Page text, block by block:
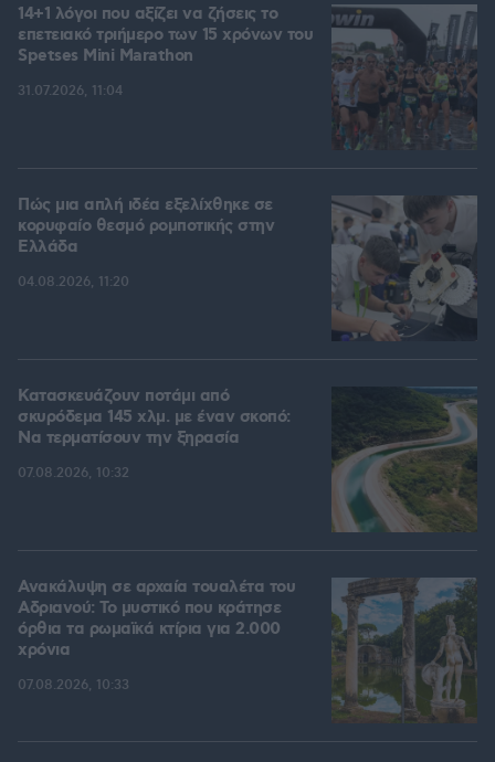
14+1 λόγοι που αξίζει να ζήσεις το
επετειακό τριήμερο των 15 χρόνων του
Spetses Mini Marathon
31.07.2026, 11:04
Πώς μια απλή ιδέα εξελίχθηκε σε
κορυφαίο θεσμό ρομποτικής στην
Ελλάδα
04.08.2026, 11:20
Κατασκευάζουν ποτάμι από
σκυρόδεμα 145 χλμ. με έναν σκοπό:
Να τερματίσουν την ξηρασία
07.08.2026, 10:32
Ανακάλυψη σε αρχαία τουαλέτα του
Αδριανού: Το μυστικό που κράτησε
όρθια τα ρωμαϊκά κτίρια για 2.000
χρόνια
07.08.2026, 10:33